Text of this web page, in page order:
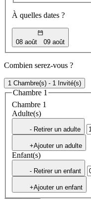
À quelles dates ?
08 août 09 août
Combien serez-vous ?
1 Chambre(s) - 1 Invité(s)
Chambre 1
Chambre 1
Adulte(s)
- Retirer un adulte
+Ajouter un adulte
Enfant(s)
- Retirer un enfant
+Ajouter un enfant